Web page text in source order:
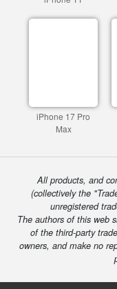
iPhone 17 Pro
Max
All products, and
(collectively the
unregistered
The authors of this web
of the third-party
owners, and make no